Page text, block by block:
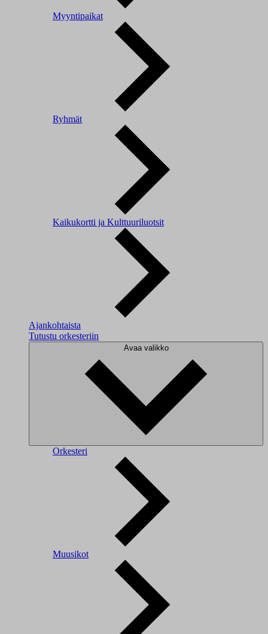
Myyntipaikat
Ryhmät
Kaikukortti ja Kulttuuriluotsit
Ajankohtaista
Tutustu orkesteriin
Avaa valikko
Orkesteri
Muusikot